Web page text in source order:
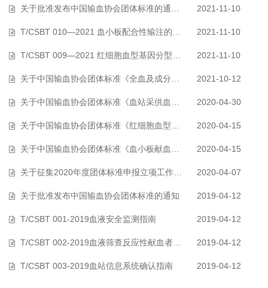
关于批准发布中国输血协会团体标准的通知（2021） 2021-11-10
T/CSBT 010—2021 血小板配合性输注的献血者资料库 建设规范 2021-11-10
T/CSBT 009—2021 红细胞血型基因分型技术指南 2021-11-10
关于中国输血协会团体标准《全血及成分血外观检查指南》征求意见的通知 2021-10-12
关于中国输血协会团体标准《血站采供血过程质量检测指标 第1部分：献血服务… 2020-04-30
关于中国输血协会团体标准《红细胞血型基因分型技术指南》征求意见的通知… 2020-04-15
关于中国输血协会团体标准《血小板献血者HLA、HPA建库和应用指南》征求意见的… 2020-04-15
关于征集2020年度团体标准申报立项工作的通知 2020-04-07
关于批准发布中国输血协会团体标准的通知 2019-04-12
T/CSBT 001-2019血液安全监测指南 2019-04-12
T/CSBT 002-2019血液筛查反应性献血者归队指南 2019-04-12
T/CSBT 003-2019血站信息系统确认指南 2019-04-12